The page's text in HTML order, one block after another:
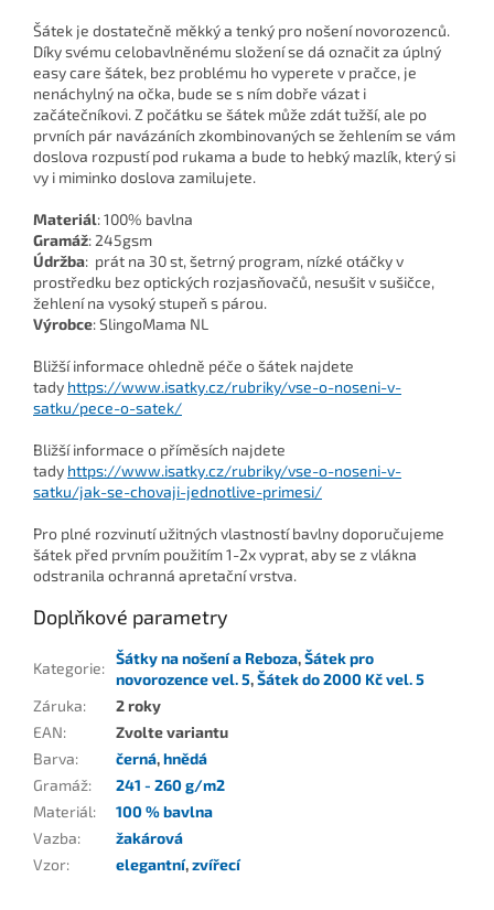
Šátek je dostatečně měkký a tenký pro nošení novorozenců.
Díky svému celobavlněnému složení se dá označit za úplný
easy care šátek, bez problému ho vyperete v pračce, je
nenáchylný na očka, bude se s ním dobře vázat i
začátečníkovi. Z počátku se šátek může zdát tužší, ale po
prvních pár navázáních zkombinovaných se žehlením se vám
doslova rozpustí pod rukama a bude to hebký mazlík, který si
vy i miminko doslova zamilujete.
Materiál: 100% bavlna
Gramáž: 245gsm
Údržba: prát na 30 st, šetrný program, nízké otáčky v
prostředku bez optických rozjasňovačů, nesušit v sušičce,
žehlení na vysoký stupeň s párou.
Výrobce: SlingoMama NL
Bližší informace ohledně péče o šátek najdete
tady https://www.isatky.cz/rubriky/vse-o-noseni-v-
satku/pece-o-satek/
Bližší informace o příměsích najdete
tady https://www.isatky.cz/rubriky/vse-o-noseni-v-
satku/jak-se-chovaji-jednotlive-primesi/
Pro plné rozvinutí užitných vlastností bavlny doporučujeme
šátek před prvním použitím 1-2x vyprat, aby se z vlákna
odstranila ochranná apretační vrstva.
Doplňkové parametry
Kategorie:
Šátky na nošení a Reboza,Šátek pro
novorozence vel. 5,Šátek do 2000 Kč vel. 5
Záruka:
2 roky
EAN:
Zvolte variantu
Barva: černá,hnědá
Gramáž:
241 - 260 g/m2
Materiál:
100 % bavlna
Vazba:
žakárová
Vzor: elegantní,zvířecí